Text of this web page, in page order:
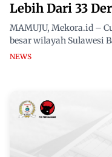
Lebih Dari 33
MAMUJU, Mekora.id –
besar wilayah Sulawesi
NEWS